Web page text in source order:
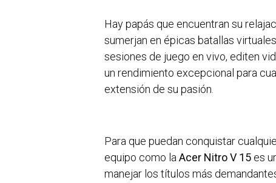
Hay papás que encuentran su
sumerjan en épicas batallas
sesiones de juego en vivo, editen
un rendimiento excepcional para
extensión de su pasión.
Para que puedan conquistar
equipo como la Acer Nitro V 15 es
manejar los títulos más